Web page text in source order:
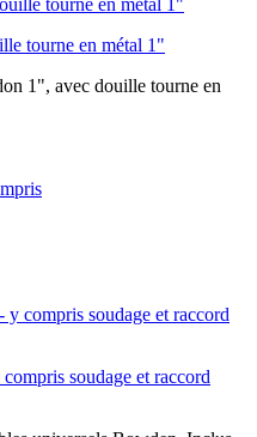
tourne en métal 1"
1", avec douille tourne en
soudage et raccord